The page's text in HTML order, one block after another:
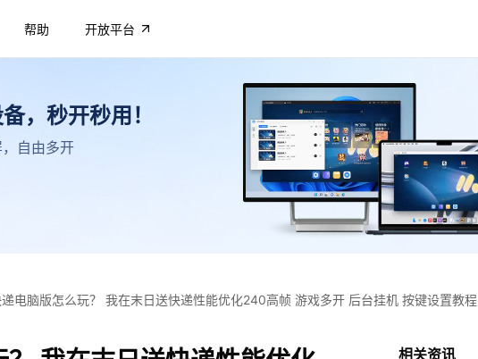
帮助 开放平台
，秒开秒用！
自由多开
电脑版怎么玩？ 我在末日送快递性能优化240高帧 游戏多开 后台挂机 按键设置教程
相关资讯